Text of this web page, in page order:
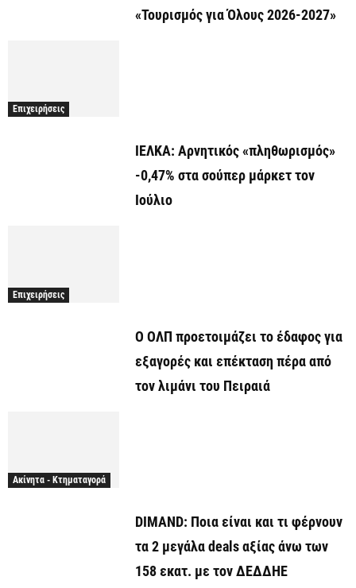
«Τουρισμός για Όλους 2026-2027»
Επιχειρήσεις
ΙΕΛΚΑ: Αρνητικός «πληθωρισμός»
-0,47% στα σούπερ μάρκετ τον
Ιούλιο
Επιχειρήσεις
O ΟΛΠ προετοιμάζει το έδαφος για
εξαγορές και επέκταση πέρα από
τον λιμάνι του Πειραιά
Ακίνητα - Κτηματαγορά
DIMAND: Ποια είναι και τι φέρνουν
τα 2 μεγάλα deals αξίας άνω των
158 εκατ. με τον ΔΕΔΔΗΕ